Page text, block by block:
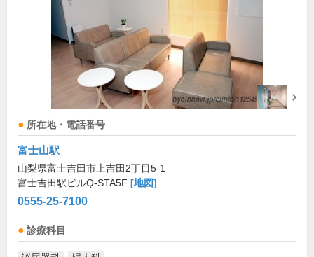
所在地・電話番号
富士山駅
山梨県富士吉田市上吉田2丁目5-1
富士吉田駅ビルQ-STA5F [地図]
0555-25-7100
診療科目